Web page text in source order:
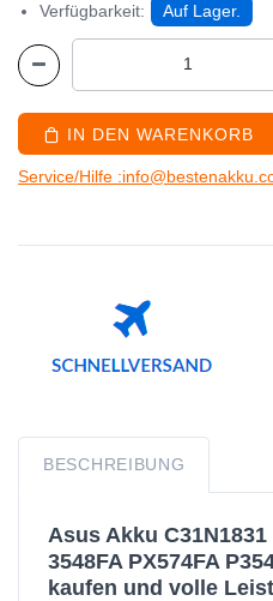
Verfügbarkeit:
Auf Lager.
IN DEN WARENKORB
Service/Hilfe
BESCHREIBUNG
Asus Akku
3548FA PX574FA
kaufen und volle